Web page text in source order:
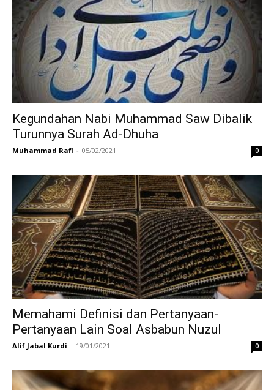
Kegundahan Nabi Muhammad Saw Dibalik
Turunnya Surah Ad-Dhuha
Muhammad Rafi - 05/02/2021 0
Memahami Definisi dan Pertanyaan-
Pertanyaan Lain Soal Asbabun Nuzul
Alif Jabal Kurdi - 19/01/2021 0